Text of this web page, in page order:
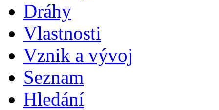
Dráhy
Vlastnosti
Vznik a vývoj
Seznam
Hledání